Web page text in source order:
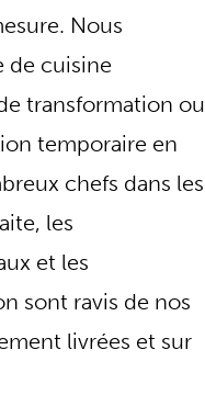
Nous
de cuisine
transformation ou
temporaire en
chefs dans les
les
et les
sont ravis de nos
livrées et sur